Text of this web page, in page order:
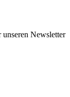
Newsletter